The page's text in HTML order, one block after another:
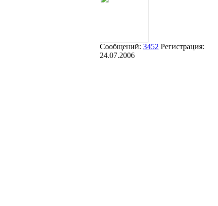
Сообщений: 3452 Регистрация:
24.07.2006